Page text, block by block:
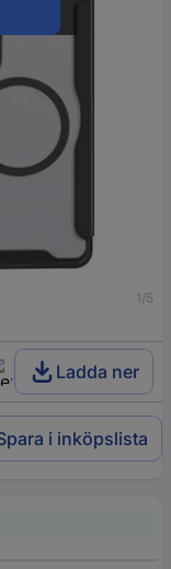
1/5
Ladda ner
i inköpslista